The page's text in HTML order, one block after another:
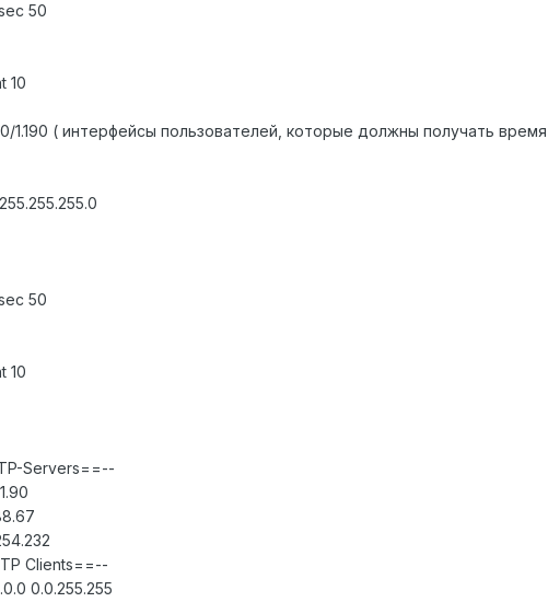
50
10
1.190 ( интерфейсы пользователей, которые должны получать
50
10
Servers==--
Clients==--
0.0.255.255